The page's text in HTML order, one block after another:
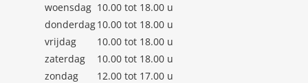
woensdag 10.00 tot 18.00 u
donderdag10.00 tot 18.00 u
vrijdag
10.00 tot 18.00 u
zaterdag
10.00 tot 18.00 u
zondag
12.00 tot 17.00 u